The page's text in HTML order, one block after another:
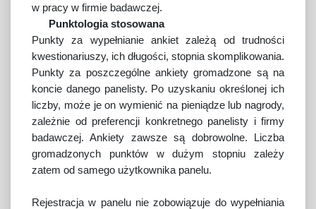
w pracy w firmie badawczej.
Punktologia stosowana
Punkty za wypełnianie ankiet zależą od trudności
kwestionariuszy, ich długości, stopnia skomplikowania.
Punkty za poszczególne ankiety gromadzone są na
koncie danego panelisty. Po uzyskaniu określonej ich
liczby, może je on wymienić na pieniądze lub nagrody,
zależnie od preferencji konkretnego panelisty i firmy
badawczej. Ankiety zawsze są dobrowolne. Liczba
gromadzonych punktów w dużym stopniu zależy
zatem od samego użytkownika panelu.
Rejestracja w panelu nie zobowiązuje do wypełniania